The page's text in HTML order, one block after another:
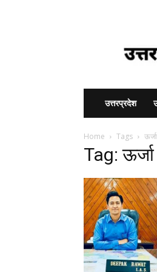
उत्तरप्रदेश
Home Tags
Tag: